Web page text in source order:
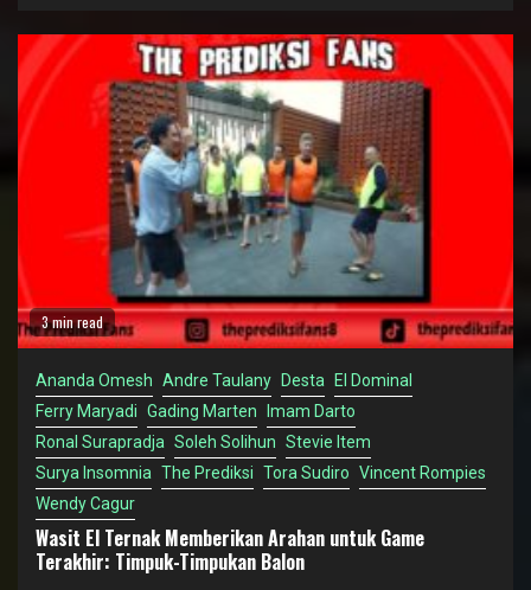
3 min read
Ananda Omesh Andre Taulany Desta El Dominal
Ferry Maryadi Gading Marten Imam Darto
Ronal Surapradja Soleh Solihun Stevie Item
Surya Insomnia The Prediksi Tora Sudiro Vincent Rompies
Wendy Cagur
Wasit El Ternak Memberikan Arahan untuk Game
Terakhir: Timpuk-Timpukan Balon